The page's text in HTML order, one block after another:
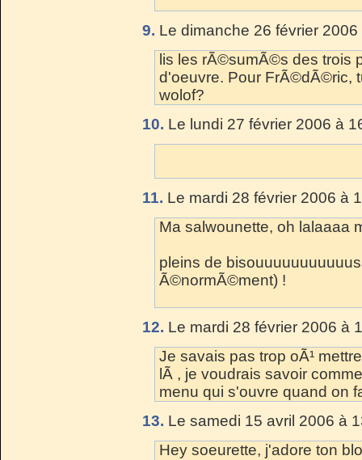
9. Le dimanche 26 février
lis les rÃ©sumÃ©s des trois
d'oeuvre. Pour FrÃ©dÃ©ric,
wolof?
10. Le lundi 27 février 2006 à
11. Le mardi 28 février 2006 à
Ma salwounette, oh lalaaaa
pleins de
Ã©normÃ©ment) !
12. Le mardi 28 février 2006 à
Je savais pas trop oÃ¹
lÃ , je voudrais savoir
menu qui s'ouvre quand on
13. Le samedi 15 avril 2006 à
Hey soeurette, j'adore ton